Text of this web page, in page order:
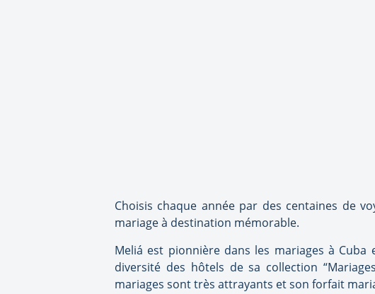
Choisis chaque année par des centaines de
mariage à destination mémorable.
Meliá est pionnière dans les mariages à
diversité des hôtels de sa collection
mariages sont très attrayants et son forfait